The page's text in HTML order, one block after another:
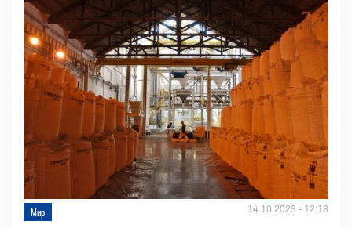
Мир 14.10.2023 - 12:18